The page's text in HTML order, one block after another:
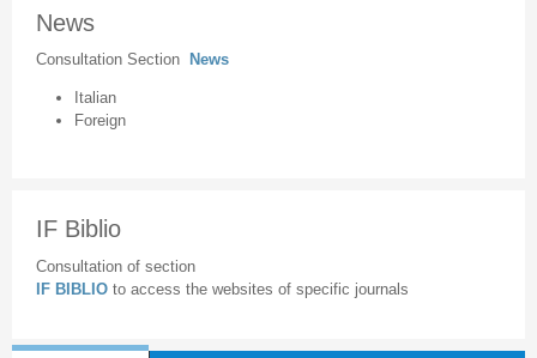
News
Consultation Section News
Italian
Foreign
IF Biblio
Consultation of section
IF BIBLIO to access the websites of specific journals